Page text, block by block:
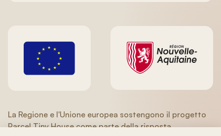
La Regione e l'Unione europea sostengono il progetto
Parcel Tiny House come parte della risposta